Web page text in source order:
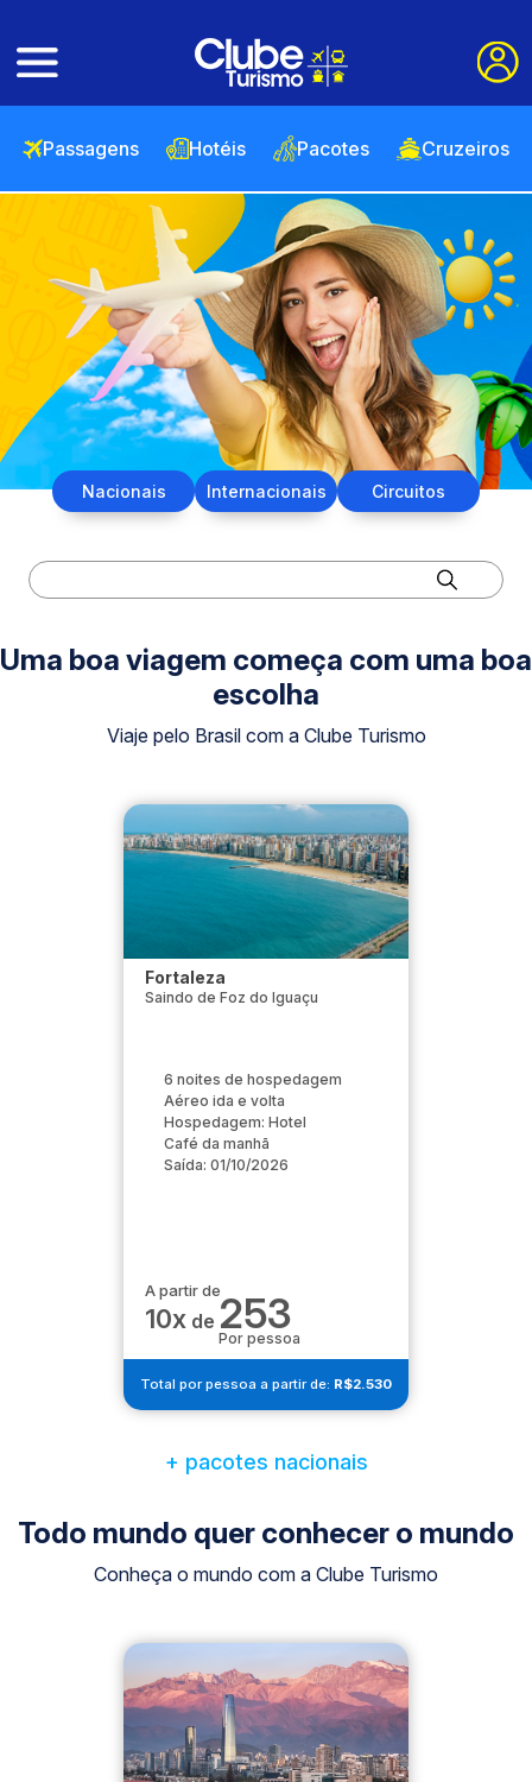
Passagens Hotéis Pacotes Cruzeiros
Nacionais Internacionais Circuitos
Uma boa viagem começa com uma boa
escolha
Viaje pelo Brasil com a Clube Turismo
Fortaleza
Saindo de Foz do Iguaçu
6 noites de hospedagem
Aéreo ida e volta
Hospedagem: Hotel
Café da manhã
Saída: 01/10/2026
A partir de
10x de 253
Por pessoa
Total por pessoa a partir de: R$2.530
+ pacotes nacionais
Todo mundo quer conhecer o mundo
Conheça o mundo com a Clube Turismo